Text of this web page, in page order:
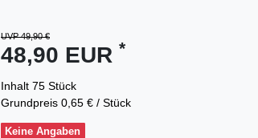
UVP 49,90 €
48,90 EUR *
Inhalt 75 Stück
Grundpreis 0,65 € / Stück
Keine Angaben